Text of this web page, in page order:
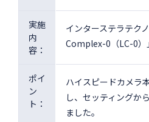
実施
内
容：
インターステラテク
Complex-0（LC-0）
ポイ
ン
ト：
ハイスピードカメラ
し、セッティングか
ました。